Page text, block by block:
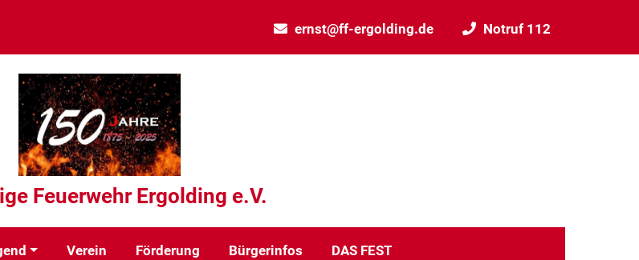
ernst@ff-ergolding.de Notruf 112
Feuerwehr Ergolding e.V.
Verein Förderung Bürgerinfos DAS FEST